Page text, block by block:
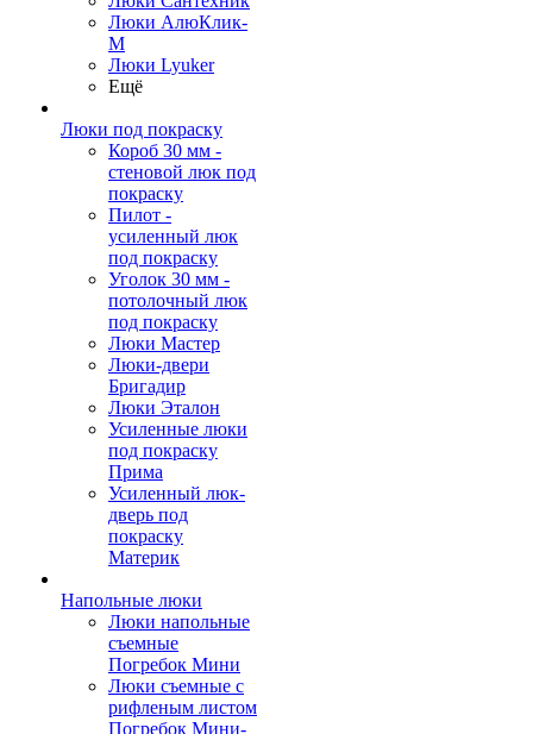
Люки АлюКлик-
М
Люки Lyuker
Ещё
Люки под покраску
Короб 30 мм -
стеновой люк под
покраску
Пилот -
усиленный люк
под покраску
Уголок 30 мм -
потолочный люк
под покраску
Люки Мастер
Люки-двери
Бригадир
Люки Эталон
Усиленные люки
под покраску
Прима
Усиленный люк-
дверь под
покраску
Материк
Напольные люки
Люки напольные
съемные
Погребок Мини
Люки съемные с
рифленым листом
Погребок Мини-